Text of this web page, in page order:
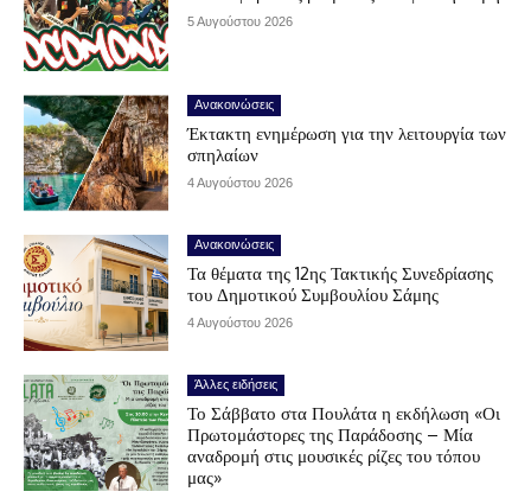
5 Αυγούστου 2026
Ανακοινώσεις
Έκτακτη ενημέρωση για την λειτουργία των
σπηλαίων
4 Αυγούστου 2026
Ανακοινώσεις
Τα θέματα της 12ης Τακτικής Συνεδρίασης
του Δημοτικού Συμβουλίου Σάμης
4 Αυγούστου 2026
Άλλες ειδήσεις
Το Σάββατο στα Πουλάτα η εκδήλωση «Οι
Πρωτομάστορες της Παράδοσης – Μία
αναδρομή στις μουσικές ρίζες του τόπου
μας»